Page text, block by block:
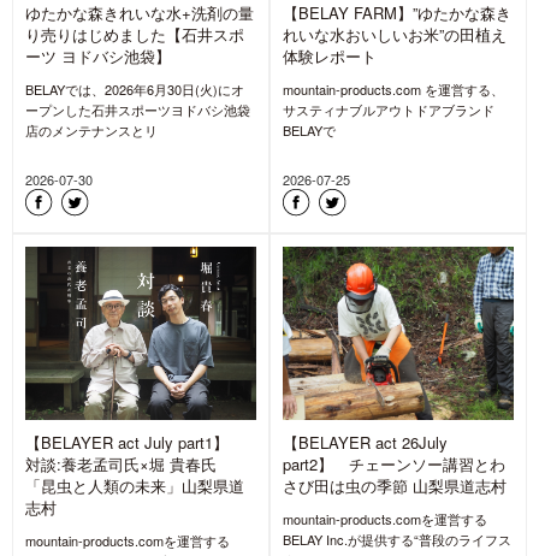
ゆたかな森きれいな水+洗剤の量
り売りはじめました【石井スポ
ーツ ヨドバシ池袋】
BELAYでは、2026年6月30日(火)にオ
ープンした石井スポーツヨドバシ池袋
店のメンテナンスとリ
2026-07-30
【BELAY FARM】”ゆたかな森き
れいな水おいしいお米”の田植え
体験レポート
mountain-products.com を運営する、
サスティナブルアウトドアブランド
BELAYで
2026-07-25
【BELAYER act July part1】
対談:養老孟司氏×堀 貴春氏
「昆虫と人類の未来」山梨県道
志村
mountain-products.comを運営する
【BELAYER act 26July
part2】 チェーンソー講習とわ
さび田は虫の季節 山梨県道志村
mountain-products.comを運営する
BELAY Inc.が提供する“普段のライフス